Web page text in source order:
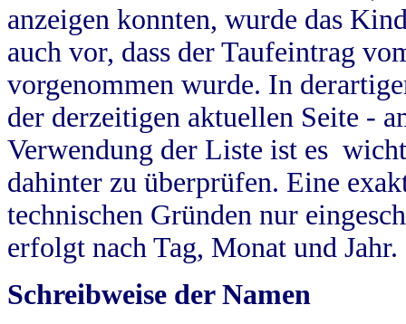
anzeigen konnten, wurde das
auch vor, dass der Taufeintrag
vorgenommen wurde. In
der derzeitigen aktuellen Seite -
Verwendung der Liste ist es
dahinter zu überprüfen. Eine
technischen Gründen nur
erfolgt nach Tag, Monat und Jahr.
Schreibweise der Namen